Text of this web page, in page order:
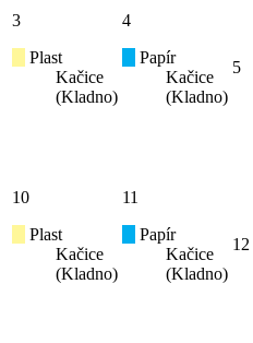
3
Plast
Kačice
(Kladno)
4
Papír
Kačice
(Kladno)
5
10
Plast
Kačice
(Kladno)
11
Papír
Kačice
(Kladno)
12